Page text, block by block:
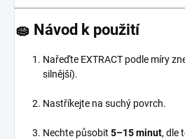
🧽 Návod k použití
Nařeďte EXTRACT podle míry
silnější).
Nastříkejte na suchý povrch.
Nechte působit 5–15 minut, dle